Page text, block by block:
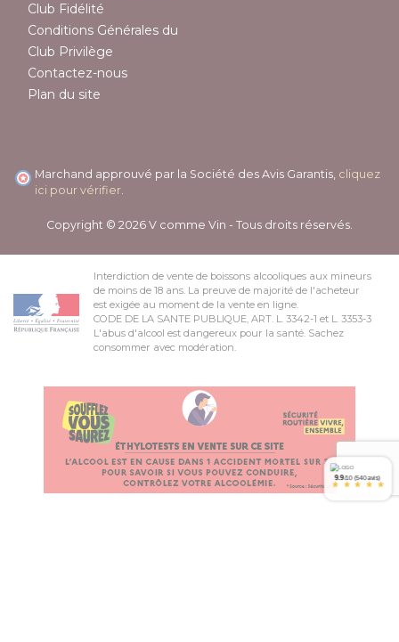
Club Fidélité
Conditions Générales du
Club Privilège
Contactez-nous
Plan du site
Marchand approuvé par la Société des Avis Garantis, cliquez
ici pour vérifier.
Copyright © 2026 V comme Vin - Tous droits réservés.
Interdiction de vente de boissons alcooliques aux mineurs
de moins de 18 ans. La preuve de majorité de l'acheteur
est exigée au moment de la vente en ligne.
CODE DE LA SANTE PUBLIQUE, ART. L. 3342-1 et L. 3353-3
L'abus d'alcool est dangereux pour la santé. Sachez
consommer avec modération.
9.9/10 (540 avis)
* * * * *